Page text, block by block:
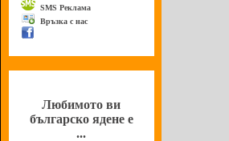
SMS Реклама
Връзка с нас
Любимото ви
българско ядене е
...